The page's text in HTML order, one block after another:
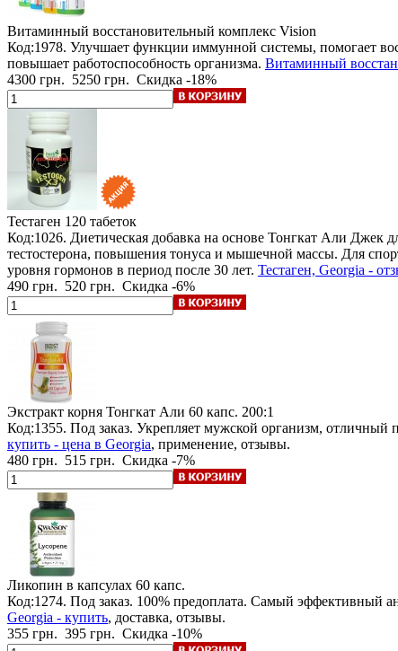
Витаминный восстановительный комплекс Vision
Код:1978. Улучшает функции иммунной системы, помогает
повышает работоспособность организма. Витаминный
4300 грн. 5250 грн. Скидка -18%
Тестаген 120 табеток
Код:1026. Диетическая добавка на основе Тонгкат Али
тестостерона, повышения тонуса и мышечной массы. Для
уровня гормонов в период после 30 лет. Тестаген, Georgia -
490 грн. 520 грн. Скидка -6%
Экстракт корня Тонгкат Али 60 капс. 200:1
Код:1355. Под заказ. Укрепляет мужской организм, отличный
купить - цена в Georgia, применение, отзывы.
480 грн. 515 грн. Скидка -7%
Ликопин в капсулах 60 капс.
Код:1274. Под заказ. 100% предоплата. Самый эффективный
Georgia - купить, доставка, отзывы.
355 грн. 395 грн. Скидка -10%